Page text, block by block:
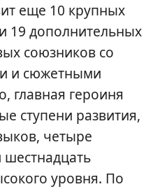
еще 10 крупных
19 дополнительных
союзников со
и сюжетными
главная героиня
ступени развития,
четыре
шестнадцать
уровня. По